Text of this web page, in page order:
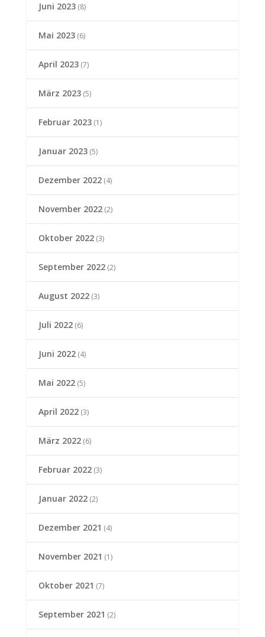
Juni 2023(8)
Mai 2023(6)
April 2023(7)
März 2023(5)
Februar 2023(1)
Januar 2023(5)
Dezember 2022(4)
November 2022(2)
Oktober 2022(3)
September 2022(2)
August 2022(3)
Juli 2022(6)
Juni 2022(4)
Mai 2022(5)
April 2022(3)
März 2022(6)
Februar 2022(3)
Januar 2022(2)
Dezember 2021 (4)
November 2021 (1)
Oktober 2021 (7)
September 2021 (2)